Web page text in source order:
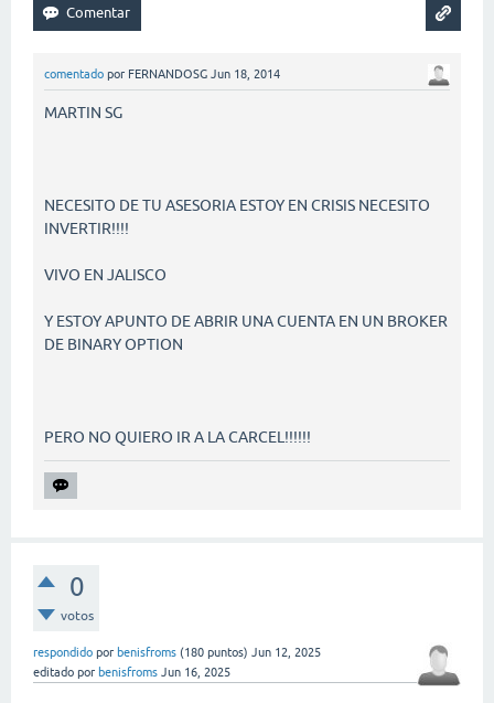
comentado por FERNANDOSG Jun 18, 2014
MARTIN SG
NECESITO DE TU ASESORIA ESTOY EN CRISIS NECESITO
INVERTIR!!!!
VIVO EN JALISCO
Y ESTOY APUNTO DE ABRIR UNA CUENTA EN UN BROKER
DE BINARY OPTION
PERO NO QUIERO IR A LA CARCEL!!!!!!
0
votos
respondido por benisfroms (180 puntos) Jun 12, 2025
editado por benisfroms Jun 16, 2025